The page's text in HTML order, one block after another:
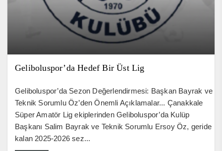
Geliboluspor’da Hedef Bir Üst Lig
Geliboluspor’da Sezon Değerlendirmesi: Başkan Bayrak ve
Teknik Sorumlu Öz’den Önemli Açıklamalar... Çanakkale
Süper Amatör Lig ekiplerinden Geliboluspor’da Kulüp
Başkanı Salim Bayrak ve Teknik Sorumlu Ersoy Öz, geride
kalan 2025-2026 sez...